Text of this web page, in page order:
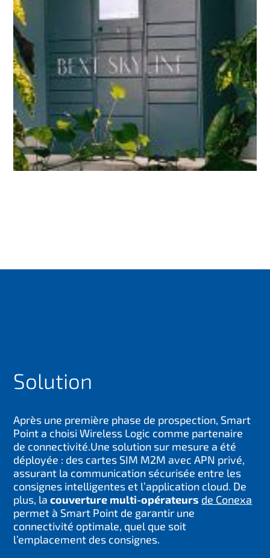
Solution
Après une première phase de prospection, Smart
Point a choisi Wireless Logic comme partenaire
de connectivité.Une solution sur mesure a été
déployée : des cartes SIM M2M avec APN privé,
assurant la communication sécurisée entre les
consignes intelligentes et l’application cloud. De
plus, la couverture multi-opérateurs de Conexa
permet à Smart Point de garantir une
connectivité optimale, quel que soit
l’emplacement des consignes.